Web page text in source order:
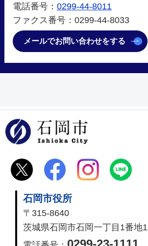
電話番号： 0299-44-8011
ファクス番号：0299-44-8033
メールでお問い合わせをする
石岡市役所
〒315-8640
茨城県石岡市石岡一丁目1番地1